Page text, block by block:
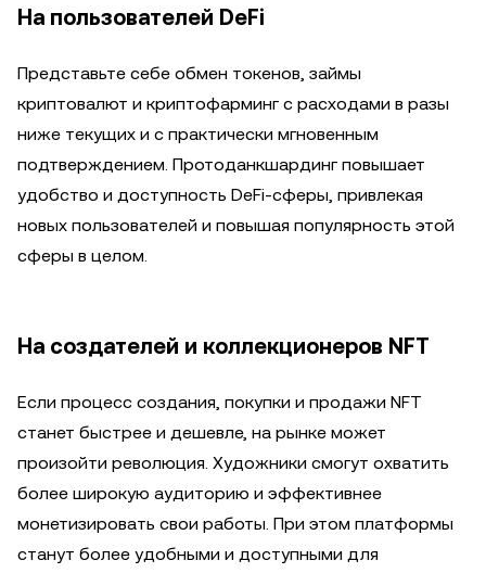
На пользователей DeFi
Представьте себе обмен токенов, займы
криптовалют и криптофарминг с расходами в разы
ниже текущих и с практически мгновенным
подтверждением. Протоданкшардинг повышает
удобство и доступность DeFi-сферы, привлекая
новых пользователей и повышая популярность этой
сферы в целом.
На создателей и коллекционеров NFT
Если процесс создания, покупки и продажи NFT
станет быстрее и дешевле, на рынке может
произойти революция. Художники смогут охватить
более широкую аудиторию и эффективнее
монетизировать свои работы. При этом платформы
станут более удобными и доступными для